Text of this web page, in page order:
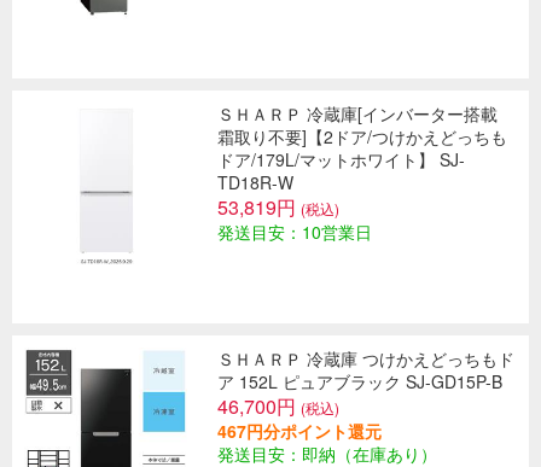
ＳＨＡＲＰ 冷蔵庫[インバーター搭載
霜取り不要]【2ドア/つけかえどっちも
ドア/179L/マットホワイト】 SJ-
TD18R-W
53,819円 (税込)
発送目安：10営業日
ＳＨＡＲＰ 冷蔵庫 つけかえどっちもド
ア 152L ピュアブラック SJ-GD15P-B
46,700円 (税込)
467円分ポイント還元
発送目安：即納（在庫あり）